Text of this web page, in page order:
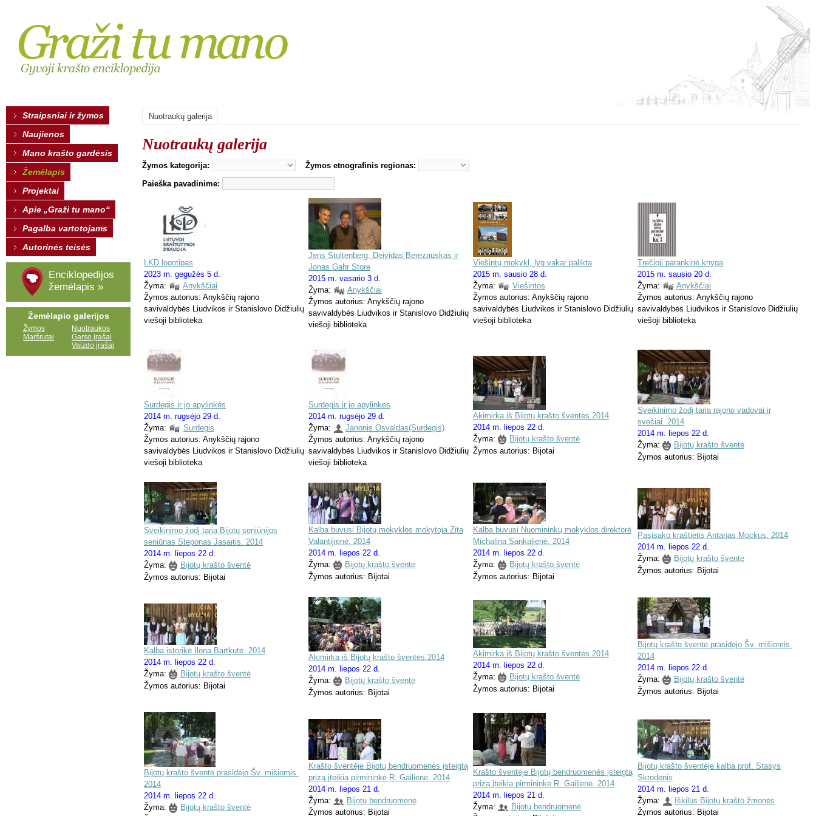
Nuotraukų galerija
Žymos kategorija:
Žymos etnografinis regionas:
Paieška pavadinime:
LKD logotipas
2023 m. gegužės 5 d.
Žyma:
Anykščiai
Žymos autorius: Anykščių rajono
savivaldybės Liudvikos ir Stanislovo Didžiulių
viešoji biblioteka
Jens Stoltenberg, Deividas Berezauskas ir
Jonas Gahr Store
2015 m. vasario 3 d.
Žyma:
Anykščiai
Žymos autorius: Anykščių rajono
savivaldybės Liudvikos ir Stanislovo Didžiulių
viešoji biblioteka
Viešintų mokykl, lyg vakar palikta
2015 m. sausio 28 d.
Žyma:
Viešintos
Žymos autorius: Anykščių rajono
savivaldybės Liudvikos ir Stanislovo Didžiulių
viešoji biblioteka
Trečioji parankinė knyga
2015 m. sausio 20 d.
Žyma:
Anykščiai
Žymos autorius: Anykščių rajono
savivaldybės Liudvikos ir Stanislovo Didžiulių
viešoji biblioteka
Surdegis ir jo apylinkės
2014 m. rugsėjo 29 d.
Žyma:
Surdegis
Žymos autorius: Anykščių rajono
savivaldybės Liudvikos ir Stanislovo Didžiulių
viešoji biblioteka
Surdegis ir jo apylinkės
2014 m. rugsėjo 29 d.
Žyma:
Janonis Osvaldas(Surdegis)
Žymos autorius: Anykščių rajono
savivaldybės Liudvikos ir Stanislovo Didžiulių
viešoji biblioteka
Akimirka iš Bijotų krašto šventės.2014
2014 m. liepos 22 d.
Žyma:
Bijotų krašto šventė
Žymos autorius: Bijotai
Sveikinimo žodį taria rajono vadovai ir
svečiai. 2014
2014 m. liepos 22 d.
Žyma:
Bijotų krašto šventė
Žymos autorius: Bijotai
Sveikinimo žodį taria Bijotų seniūnijos
seniūnas Steponas Jasaitis. 2014
2014 m. liepos 22 d.
Žyma:
Bijotų krašto šventė
Žymos autorius: Bijotai
Kalba buvusi Bijotų mokyklos mokytoja Zita
Valantijienė. 2014
2014 m. liepos 22 d.
Žyma:
Bijotų krašto šventė
Žymos autorius: Bijotai
Kalba buvusi Nuomininkų mokyklos direktorė
Michalina Sankalienė. 2014
2014 m. liepos 22 d.
Žyma:
Bijotų krašto šventė
Žymos autorius: Bijotai
Pasisako kraštietis Antanas Mockus. 2014
2014 m. liepos 22 d.
Žyma:
Bijotų krašto šventė
Žymos autorius: Bijotai
Kalba istorikė Ilona Bartkutė. 2014
2014 m. liepos 22 d.
Žyma:
Bijotų krašto šventė
Žymos autorius: Bijotai
Akimirka iš Bijotų krašto šventės.2014
2014 m. liepos 22 d.
Žyma:
Bijotų krašto šventė
Žymos autorius: Bijotai
Akimirka iš Bijotų krašto šventės.2014
2014 m. liepos 22 d.
Žyma:
Bijotų krašto šventė
Žymos autorius: Bijotai
Bijotų krašto šventė prasidėjo Šv. mišiomis.
2014
2014 m. liepos 22 d.
Žyma:
Bijotų krašto šventė
Žymos autorius: Bijotai
Bijotų krašto šventė prasidėjo Šv. mišiomis.
2014
2014 m. liepos 22 d.
Žyma:
Bijotų krašto šventė
Krašto šventėje Bijotų bendruomenės įsteigtą
prizą įteikia pirmininkė R. Gailienė. 2014
2014 m. liepos 21 d.
Žyma:
Bijotų bendruomenė
Žymos autorius: Bijotai
Krašto šventėje Bijotų bendruomenės įsteigtą
prizą įteikia pirmininkė R. Gailienė. 2014
2014 m. liepos 21 d.
Žyma:
Bijotų bendruomenė
Bijotų krašto šventėje kalba prof. Stasys
Skrodenis
2014 m. liepos 21 d.
Žyma:
Iškilūs Bijotų krašto žmonės
Žymos autorius: Bijotai
Nuotraukų galerija
Straipsniai ir žymos
Naujienos
Mano krašto gardėsis
Žemėlapis
Projektai
Apie „Graži tu mano“
Pagalba vartotojams
Autorinės teisės
Enciklopedijos
žemėlapis »
Žemėlapio galerijos
Žymos
Maršrutai
Nuotraukos
Garso įrašai
Vaizdo įrašai